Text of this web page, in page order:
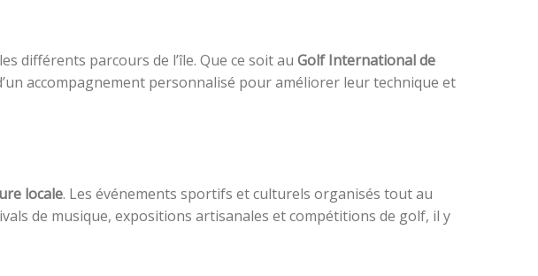
différents parcours de l’île. Que ce soit au Golf International de
accompagnement personnalisé pour améliorer leur technique et
locale. Les événements sportifs et culturels organisés tout au
de musique, expositions artisanales et compétitions de golf, il y